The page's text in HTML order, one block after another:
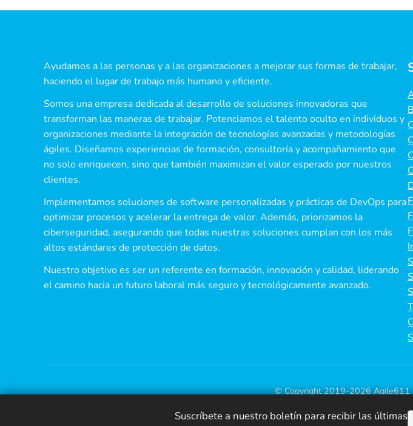
Ayudamos a las personas y a las organizaciones a mejorar sus formas de trabajar,
haciendo el lugar de trabajo más humano y eficiente.
Somos una empresa dedicada al desarrollo de soluciones innovadoras que
transforman las maneras de trabajar. Potenciamos el talento oculto en individuos y
organizaciones mediante la integración de tecnologías avanzadas y metodologías
ágiles. Diseñamos experiencias de formación, consultoría y acompañamiento que
no solo enriquecen, sino que también maximizan el valor esperado por nuestros
clientes.
Implementamos soluciones de software personalizadas y prácticas de DevOps para
optimizar procesos y acelerar la entrega de valor. Además, priorizamos la
ciberseguridad, asegurando que todas nuestras soluciones cumplan con los más
altos estándares de protección de datos.
Nuestro objetivo es ser un referente en formación, innovación y calidad, liderando
el camino hacia un futuro laboral más seguro y tecnológicamente avanzado.
© Copyright 2019-2026 Agile611
Orgullosamente
Suscríbete a nuestro boletín para recibir las últimas